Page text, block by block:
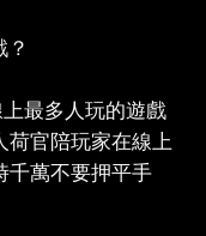
最多人玩的遊戲
荷官陪玩家在線上
千萬不要押平手